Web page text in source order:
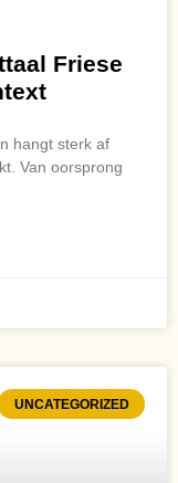
Friese
hangt sterk af
Van oorsprong
UNCATEGORIZED